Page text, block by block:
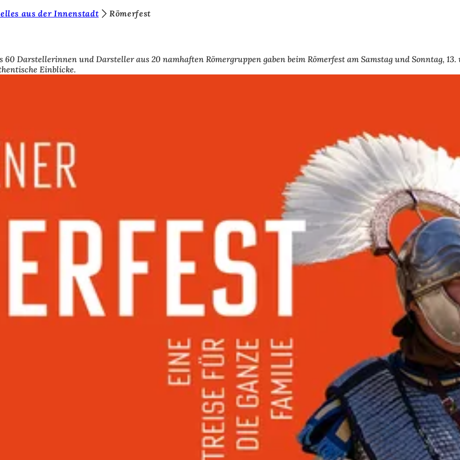
aus der Innenstadt
Römerfest
60 Darstellerinnen und Darsteller aus 20 namhaften Römergruppen gaben beim Römerfest am Samstag und Sonntag,
Einblicke.